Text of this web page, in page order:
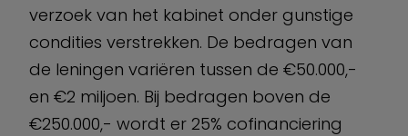
verzoek van het kabinet onder gunstige
condities verstrekken. De bedragen van
de leningen variëren tussen de €50.000,-
en €2 miljoen. Bij bedragen boven de
€250.000,- wordt er 25% cofinanciering